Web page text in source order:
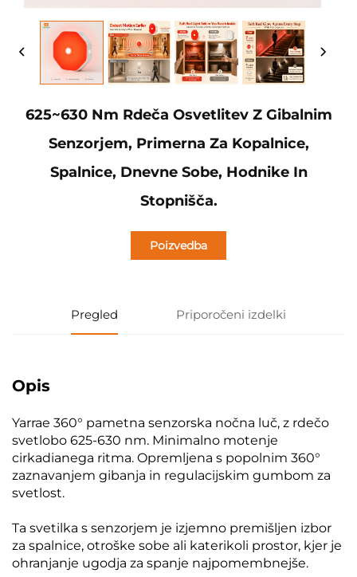
625~630 Nm Rdeča Osvetlitev Z Gibalnim
Senzorjem, Primerna Za Kopalnice,
Spalnice, Dnevne Sobe, Hodnike In
Stopnišča.
Poizvedba
Pregled Priporočeni izdelki
Opis
Yarrae 360° pametna senzorska nočna luč, z rdečo
svetlobo 625-630 nm. Minimalno motenje
cirkadianega ritma. Opremljena s popolnim 360°
zaznavanjem gibanja in regulacijskim gumbom za
svetlost.
Ta svetilka s senzorjem je izjemno premišljen izbor
za spalnice, otroške sobe ali katerikoli prostor, kjer je
ohranjanje ugodja za spanje najpomembnejše.